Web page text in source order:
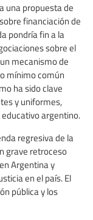
una propuesta de
financiación de
pondría fin a la
sobre el
mecanismo de
mínimo común
ha sido clave
y uniformes,
argentino.
regresiva de la
grave retroceso
Argentina y
en el país. El
pública y los